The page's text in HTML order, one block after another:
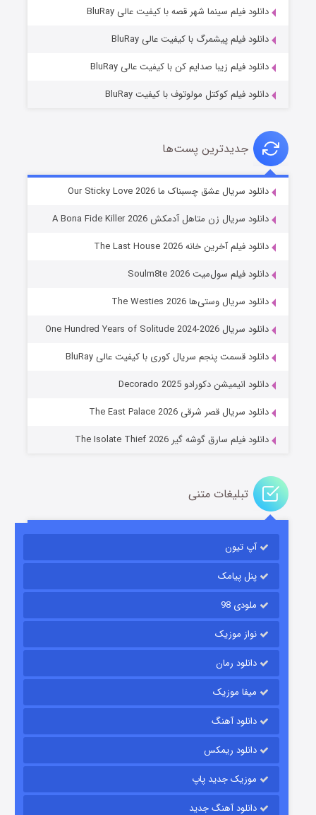
شوهر
عملیات آپارتمان
قسمت۲ (زیرنویس) منتشر شد
قسمت
دانلود فیلم سینما شهر قصه با کیفیت عالی BluRay
دانلود فیلم پیشمرگ با کیفیت عالی BluRay
دانلود فیلم زیبا صدایم کن با کیفیت عالی BluRay
دانلود فیلم کوکتل مولوتوف با کیفیت BluRay
جدیدترین پست‌ها
دانلود سریال عشق چسبناک ما Our Sticky Love 2026
دانلود سریال زن متاهل آدمکش A Bona Fide Killer 2026
دانلود فیلم آخرین خانه The Last House 2026
دانلود فیلم سول‌میت Soulm8te 2026
دانلود سریال وستی‌ها The Westies 2026
دانلود سریال One Hundred Years of Solitude 2024-2026
دانلود قسمت پنجم سریال کوری با کیفیت عالی BluRay
دانلود انیمیشن دکورادو Decorado 2025
دانلود سریال قصر شرقی The East Palace 2026
دانلود فیلم سارق گوشه گیر The Isolate Thief 2026
تبلیغات متنی
آپ تیون
پنل پیامک
ملودی 98
نواز موزیک
دانلود رمان
میفا موزیک
دانلود آهنگ
دانلود ریمکس
موزیک جدید پاپ
دانلود آهنگ جدید